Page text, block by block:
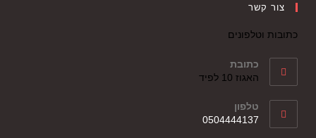
צור קשר
כתובות וטלפונים
כתובת
האגוז 10 לפיד
טלפון
0504444137